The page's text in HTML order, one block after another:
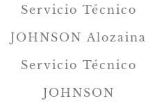
Servicio Técnico
JOHNSON Alozaina
Servicio Técnico
JOHNSON